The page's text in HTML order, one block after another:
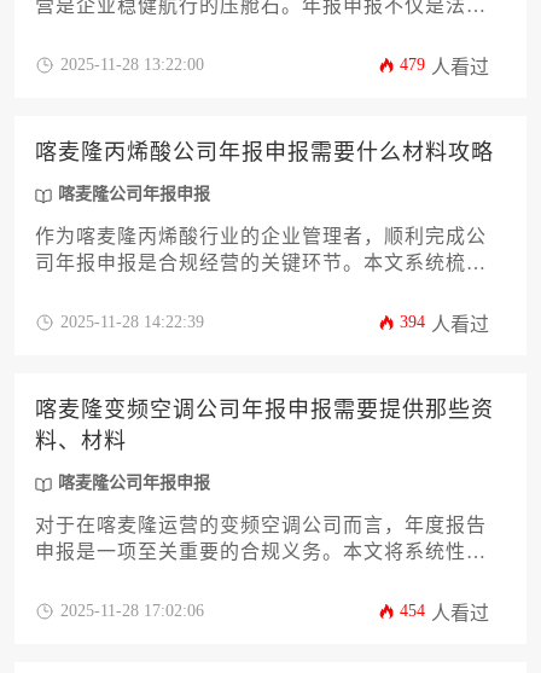
营是企业稳健航行的压舱石。年报申报不仅是法律
节。本文将为您提供一份详尽的喀麦隆公司年报申
用策略，助您高效、精准地完成这项重要工作，规
避潜在风险。
2025-11-28 13:22:00 479 人看过
喀麦隆丙烯酸公司年报申报需要什么材料攻略
喀麦隆公司年报申报
作为喀麦隆丙烯酸行业的企业管理者，顺利完成公
司年报申报是合规经营的关键环节。本文系统梳理
财务报告、税务证明、股权结构等必备文件，同时
2025-11-28 14:22:39 394 人看过
喀麦隆变频空调公司年报申报需要提供那些资
料、材料
喀麦隆公司年报申报
对于在喀麦隆运营的变频空调公司而言，年度报告
申报是一项至关重要的合规义务。本文将系统性地
料，涵盖基础公司文件、详尽财务报告、税务合规
2025-11-28 17:02:06 454 人看过